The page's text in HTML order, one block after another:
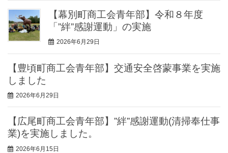
【幕別町商工会青年部】令和８年度
「”絆”感謝運動」の実施
2026年6月29日
【豊頃町商工会青年部】交通安全啓蒙事業を実施
しました
2026年6月29日
【広尾町商工会青年部】”絆”感謝運動(清掃奉仕事
業)を実施しました。
2026年6月15日